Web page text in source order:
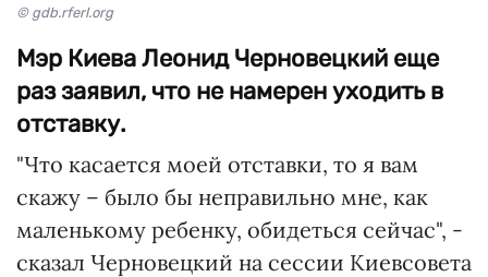
© gdb.rferl.org
Мэр Киева Леонид Черновецкий еще
раз заявил, что не намерен уходить в
отставку.
"Что касается моей отставки, то я вам
скажу – было бы неправильно мне, как
маленькому ребенку, обидеться сейчас", -
сказал Черновецкий на сессии Киевсовета